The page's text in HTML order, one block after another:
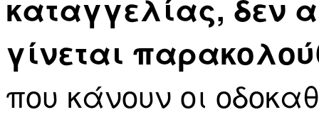
καταγγελίας, δεν
γίνεται
που κάνουν οι